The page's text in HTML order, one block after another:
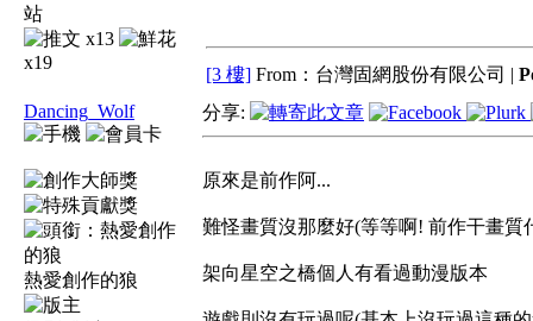
x13
x19
[3 樓] From：台灣固網股份有限公司 |
Dancing_Wolf
熱愛創作的狼
分享:
原來是前作阿...
難怪畫質沒那麼好(等等啊! 前作干畫質
架向星空之橋個人有看過動漫版本